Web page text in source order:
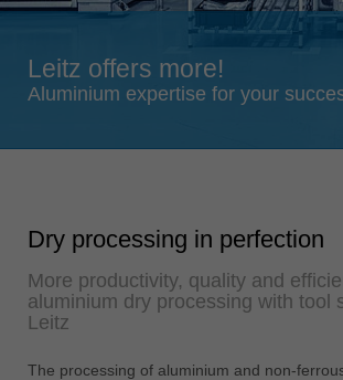
Singapore
english
Slovenija
slovenski
türkçe
Leitz offers more!
Aluminium expertise for your
Dry processing in perfection
More productivity, quality and
aluminium dry processing with tool
Leitz
The processing of aluminium and non-